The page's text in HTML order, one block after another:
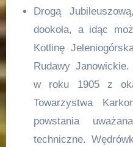
Drogą
dookoła, a idąc
Kotlinę
Rudawy
w roku 1905 z
Towarzystwa
powstania
techniczne.